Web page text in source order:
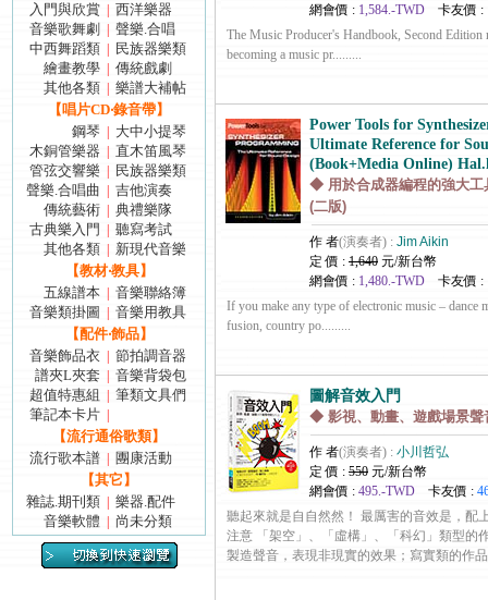
入門與欣賞
西洋樂器
音樂歌舞劇
聲樂.合唱
中西舞蹈類
民族器樂類
繪畫教學
傳統戲劇
其他各類
樂譜大補帖
【唱片CD‧錄音帶】
鋼琴
大中小提琴
木銅管樂器
直木笛風琴
管弦交響樂
民族器樂類
聲樂.合唱曲
吉他演奏
傳統藝術
典禮樂隊
古典樂入門
聽寫考試
其他各類
新現代音樂
【教材‧教具】
五線譜本
音樂聯絡簿
音樂類掛圖
音樂用教具
【配件‧飾品】
音樂飾品衣
節拍調音器
譜夾L夾套
音樂背袋包
超值特惠組
筆類文具們
筆記本卡片
【流行通俗歌類】
流行歌本譜
團康活動
【其它】
雜誌.期刊類
樂器.配件
音樂軟體
尚未分類
網會價 : 1,584.-TWD 卡友價 :
The Music Producer's Handbook, Second Edition
becoming a music pr.........
Power Tools for
Ultimate Reference for
(Book+Media Online)
◆ 用於合成器編程的強大工
(二版)
作 者(演奏者) : Jim Aikin
定 價 : 1,640 元/新台幣
網會價 : 1,480.-TWD 卡友價 :
If you make any type of electronic music – dance
fusion, country po.........
圖解音效入門
◆ 影視、動畫、遊戲場景聲
作 者(演奏者) : 小川哲弘
定 價 : 550 元/新台幣
網會價 : 495.-TWD 卡友價 :
聽起來就是自自然然！ 最厲害的音效是，配
注意 「架空」、「虛構」、「科幻」類型的
製造聲音，表現非現實的效果；寫實類的作